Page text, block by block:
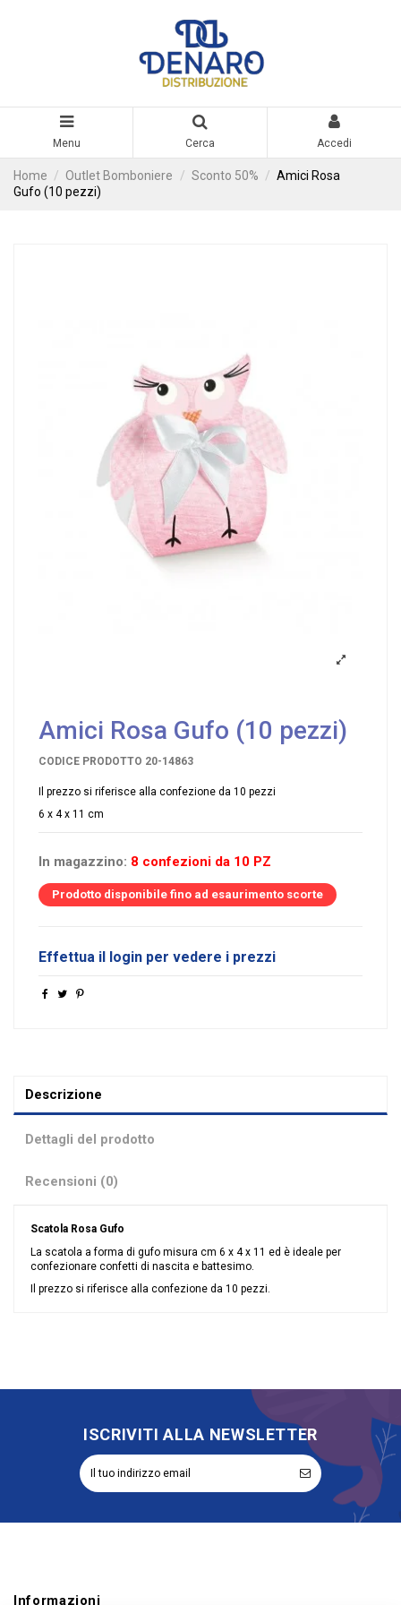
Menu Cerca Accedi
Home Outlet Bomboniere Sconto 50%
Amici Rosa
Gufo (10 pezzi)
Amici Rosa Gufo (10 pezzi)
CODICE PRODOTTO 20-14863
Il prezzo si riferisce alla confezione da 10 pezzi
6 x 4 x 11 cm
In magazzino: 8 confezioni da 10 PZ
Prodotto disponibile fino ad esaurimento scorte
Effettua il login per vedere i prezzi
Descrizione
Dettagli del prodotto
Recensioni (0)
Scatola Rosa Gufo
La scatola a forma di gufo misura cm 6 x 4 x 11 ed è ideale per
confezionare confetti di nascita e battesimo.
Il prezzo si riferisce alla confezione da 10 pezzi.
Evento
Battesimo
Portaconfetti
Riordinabile No
ISCRIVITI ALLA NEWSLETTER
Informazioni